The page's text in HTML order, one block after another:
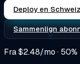
Deploy en
Sammenlign
Fra$2.48/mo ·